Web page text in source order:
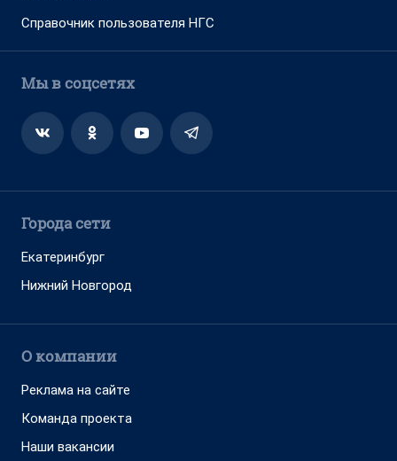
Справочник пользователя НГС
Мы в соцсетях
Города сети
Екатеринбург
Нижний Новгород
О компании
Реклама на сайте
Команда проекта
Наши вакансии